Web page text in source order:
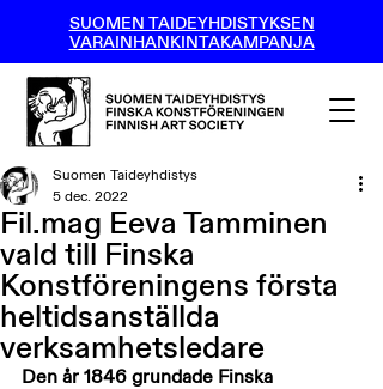
SUOMEN TAIDEYHDISTYKSEN
VARAINHANKINTAKAMPANJA
Fil.mag Eeva Tamminen
vald till Finska
Konstföreningens första
heltidsanställda
verksamhetsledare
Suomen Taideyhdistys
5 dec. 2022
Den år 1846 grundade Finska